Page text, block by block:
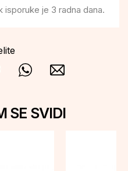
isporuke je 3 radna dana.
SE SVIDI